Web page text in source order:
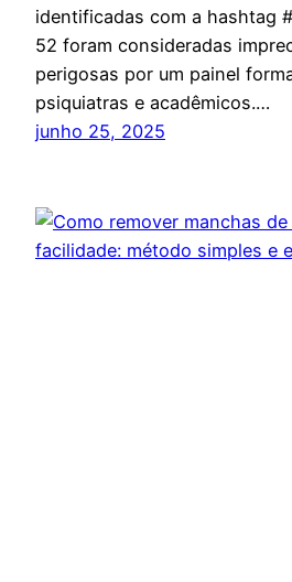
identificadas com a hashtag
52 foram consideradas
perigosas por um painel
psiquiatras e acadêmicos.…
junho 25, 2025